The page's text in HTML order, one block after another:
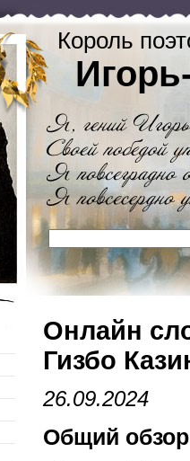
Король
Онлайн
Гизбо
26.09.2024
Общий обзор